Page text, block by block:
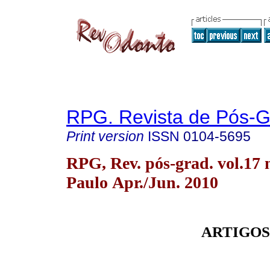
RPG. Revista de Pós-
Print version ISSN 0104-5695
RPG, Rev. pós-grad. vol.17
Paulo Apr./Jun. 2010